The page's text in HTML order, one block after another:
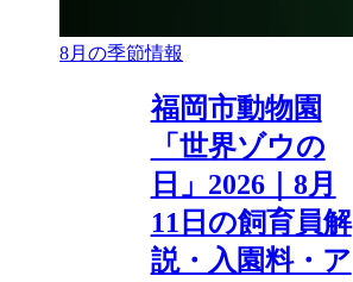
8月の季節情報
福岡市動物園
「世界ゾウの
日」2026｜8月
11日の飼育員解
説・入園料・ア